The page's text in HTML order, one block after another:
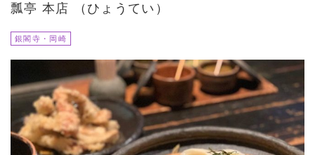
瓢亭 本店 （ひょうてい）
銀閣寺・岡崎